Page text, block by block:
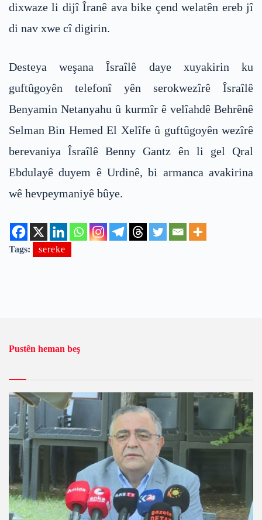
dixwaze li dijî Îranê ava bike çend welatên ereb jî
di nav xwe cî digirin.
Desteya weşana Îsraîlê daye xuyakirin ku
guftûgoyên telefonî yên serokwezîrê Îsraîlê
Benyamin Netanyahu û kurmîr ê velîahdê Behrênê
Selman Bin Hemed El Xelîfe û guftûgoyên wezîrê
berevaniya Îsraîlê Benny Gantz ên li gel Qral
Ebdulayê duyem ê Urdinê, bi armanca avakirina
wê hevpeymaniyê bûye.
Tags: sereke
Pustên heman beş